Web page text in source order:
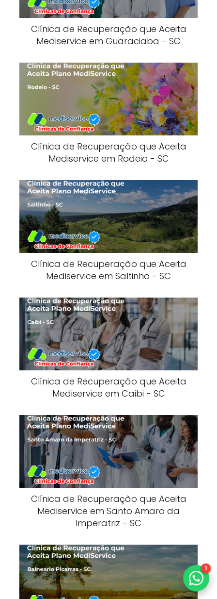
Clínica de Recuperação que Aceita
Mediservice em Guaraciaba - SC
Clínica de Recuperação que Aceita
Mediservice em Rodeio - SC
Clínica de Recuperação que Aceita
Mediservice em Saltinho - SC
Clínica de Recuperação que Aceita
Mediservice em Caibi - SC
Clínica de Recuperação que Aceita
Mediservice em Santo Amaro da
Imperatriz - SC
1